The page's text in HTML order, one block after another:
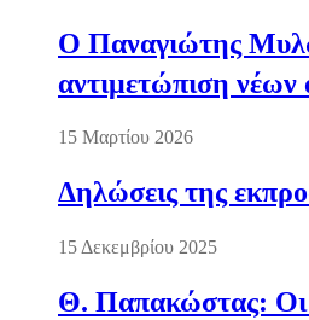
Ο Παναγιώτης
αντιμετώπιση νέων
15 Μαρτίου 2026
Δηλώσεις της
15 Δεκεμβρίου 2025
Θ. Παπακώστας: Οι